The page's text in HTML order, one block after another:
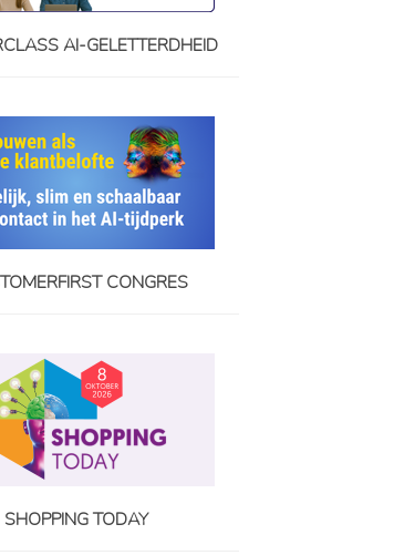
AI-GELETTERDHEID
CONGRES
SHOPPING TODAY